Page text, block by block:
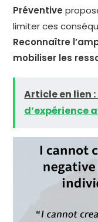
Préventive
limiter ces
Reconnaître
mobiliser les
Article en lien :
d’expérience